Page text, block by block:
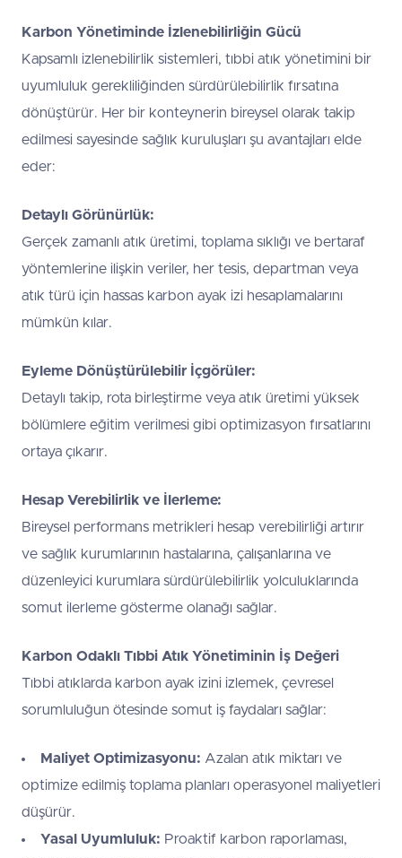
Karbon Yönetiminde İzlenebilirliğin Gücü
Kapsamlı izlenebilirlik sistemleri, tıbbi atık yönetimini bir
uyumluluk gerekliliğinden sürdürülebilirlik fırsatına
dönüştürür. Her bir konteynerin bireysel olarak takip
edilmesi sayesinde sağlık kuruluşları şu avantajları elde
eder:
Detaylı Görünürlük:
Gerçek zamanlı atık üretimi, toplama sıklığı ve bertaraf
yöntemlerine ilişkin veriler, her tesis, departman veya
atık türü için hassas karbon ayak izi hesaplamalarını
mümkün kılar.
Eyleme Dönüştürülebilir İçgörüler:
Detaylı takip, rota birleştirme veya atık üretimi yüksek
bölümlere eğitim verilmesi gibi optimizasyon fırsatlarını
ortaya çıkarır.
Hesap Verebilirlik ve İlerleme:
Bireysel performans metrikleri hesap verebilirliği artırır
ve sağlık kurumlarının hastalarına, çalışanlarına ve
düzenleyici kurumlara sürdürülebilirlik yolculuklarında
somut ilerleme gösterme olanağı sağlar.
Karbon Odaklı Tıbbi Atık Yönetiminin İş Değeri
Tıbbi atıklarda karbon ayak izini izlemek, çevresel
sorumluluğun ötesinde somut iş faydaları sağlar:
Maliyet Optimizasyonu: Azalan atık miktarı ve
optimize edilmiş toplama planları operasyonel maliyetleri
düşürür.
Yasal Uyumluluk: Proaktif karbon raporlaması,